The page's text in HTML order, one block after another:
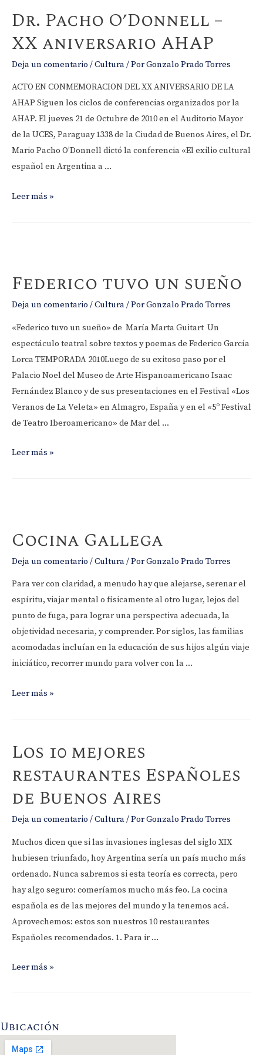
Federico?
Dr. Pacho O’Donnell –
XX aniversario AHAP
Deja un comentario /Cultura/ PorGonzalo Prado Torres
ACTO EN CONMEMORACION DEL XX ANIVERSARIO DE LA
AHAP Siguen los ciclos de conferencias organizados por la
AHAP. El jueves 21 de Octubre de 2010 en el Auditorio Mayor
de la UCES, Paraguay 1338 de la Ciudad de Buenos Aires, el Dr.
Mario Pacho O’Donnell dictó la conferencia «El exilio cultural
español en Argentina a …
Dr.
aniversario
AHAP
Leer más »
Federico tuvo un sueño
Deja un comentario /Cultura/ PorGonzalo Prado Torres
«Federico tuvo un sueño» de María Marta Guitart Un
espectáculo teatral sobre textos y poemas de Federico García
Lorca TEMPORADA 2010Luego de su exitoso paso por el
Palacio Noel del Museo de Arte Hispanoamericano Isaac
Fernández Blanco y de sus presentaciones en el Festival «Los
Veranos de La Veleta» en Almagro, España y en el «5º Festival
de Teatro Iberoamericano» de Mar del …
Federico
Leer más »
Cocina Gallega
Deja un comentario /Cultura/ PorGonzalo Prado Torres
Para ver con claridad, a menudo hay que alejarse, serenar el
espíritu, viajar mental o físicamente al otro lugar, lejos del
punto de fuga, para lograr una perspectiva adecuada, la
objetividad necesaria, y comprender. Por siglos, las familias
acomodadas incluían en la educación de sus hijos algún viaje
iniciático, recorrer mundo para volver con la …
Cocina
Leer más »
Los 10 mejores
restaurantes Españoles
de Buenos Aires
Deja un comentario /Cultura/ PorGonzalo Prado Torres
Muchos dicen que si las invasiones inglesas del siglo XIX
hubiesen triunfado, hoy Argentina sería un país mucho más
ordenado. Nunca sabremos si esta teoría es correcta, pero
hay algo seguro: comeríamos mucho más feo. La cocina
española es de las mejores del mundo y la tenemos acá.
Aprovechemos: estos son nuestros 10 restaurantes
Españoles recomendados. 1. Para ir …
Los
Españoles
de
Leer más »
Ubicación